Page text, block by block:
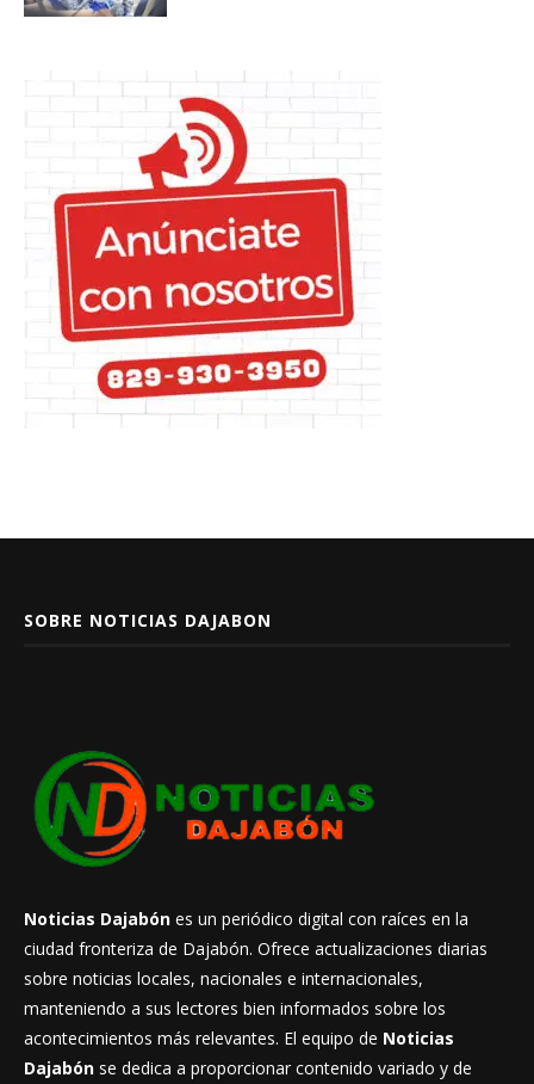
SOBRE NOTICIAS DAJABON
Noticias Dajabón es un periódico digital con raíces en la
ciudad fronteriza de Dajabón. Ofrece actualizaciones diarias
sobre noticias locales, nacionales e internacionales,
manteniendo a sus lectores bien informados sobre los
acontecimientos más relevantes. El equipo de Noticias
Dajabón se dedica a proporcionar contenido variado y de